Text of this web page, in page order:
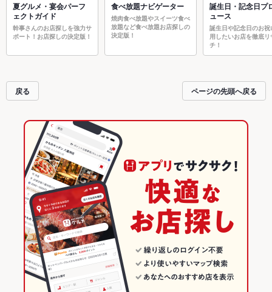
夏グルメ・宴会パーフ
ェクトガイド
幹事さんのお店探しを強力サ
ポート！お店探しの決定版！
食べ放題ナビゲーター
焼肉食べ放題やスイーツ食べ
放題など食べ放題お店探しの
決定版！
誕生日・記念日プ
ュース
誕生日や記念日のお祝
用したいお店を徹底リ
チ！
戻る ページの先頭へ戻る